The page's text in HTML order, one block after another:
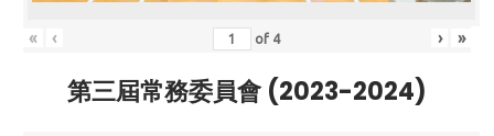
« ‹ of 4 › »
第三屆常務委員會 (2023-2024)